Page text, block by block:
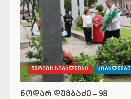
მერიის სიახლეები სიახლეები
ნოდარ დუმბაძე – 98